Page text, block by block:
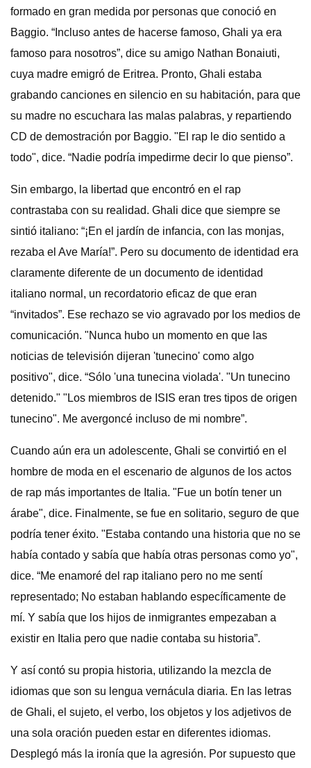
formado en gran medida por personas que conoció en
Baggio. “Incluso antes de hacerse famoso, Ghali ya era
famoso para nosotros”, dice su amigo Nathan Bonaiuti,
cuya madre emigró de Eritrea. Pronto, Ghali estaba
grabando canciones en silencio en su habitación, para que
su madre no escuchara las malas palabras, y repartiendo
CD de demostración por Baggio. "El rap le dio sentido a
todo", dice. “Nadie podría impedirme decir lo que pienso”.
Sin embargo, la libertad que encontró en el rap
contrastaba con su realidad. Ghali dice que siempre se
sintió italiano: “¡En el jardín de infancia, con las monjas,
rezaba el Ave María!”. Pero su documento de identidad era
claramente diferente de un documento de identidad
italiano normal, un recordatorio eficaz de que eran
“invitados”. Ese rechazo se vio agravado por los medios de
comunicación. "Nunca hubo un momento en que las
noticias de televisión dijeran 'tunecino' como algo
positivo", dice. “Sólo 'una tunecina violada'. "Un tunecino
detenido." "Los miembros de ISIS eran tres tipos de origen
tunecino". Me avergoncé incluso de mi nombre”.
Cuando aún era un adolescente, Ghali se convirtió en el
hombre de moda en el escenario de algunos de los actos
de rap más importantes de Italia. "Fue un botín tener un
árabe", dice. Finalmente, se fue en solitario, seguro de que
podría tener éxito. "Estaba contando una historia que no se
había contado y sabía que había otras personas como yo",
dice. “Me enamoré del rap italiano pero no me sentí
representado; No estaban hablando específicamente de
mí. Y sabía que los hijos de inmigrantes empezaban a
existir en Italia pero que nadie contaba su historia”.
Y así contó su propia historia, utilizando la mezcla de
idiomas que son su lengua vernácula diaria. En las letras
de Ghali, el sujeto, el verbo, los objetos y los adjetivos de
una sola oración pueden estar en diferentes idiomas.
Desplegó más la ironía que la agresión. Por supuesto que